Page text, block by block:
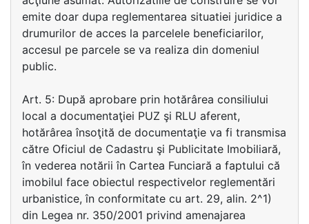
emite doar dupa reglementarea situatiei juridice a
drumurilor de acces la parcelele beneficiarilor,
accesul pe parcele se va realiza din domeniul
public.
Art. 5: După aprobare prin hotărârea consiliului
local a documentaţiei PUZ şi RLU aferent,
hotărârea însoţită de documentaţie va fi transmisa
către Oficiul de Cadastru şi Publicitate Imobiliară,
în vederea notării în Cartea Funciară a faptului că
imobilul face obiectul respectivelor reglementări
urbanistice, în conformitate cu art. 29, alin. 2^1)
din Legea nr. 350/2001 privind amenajarea